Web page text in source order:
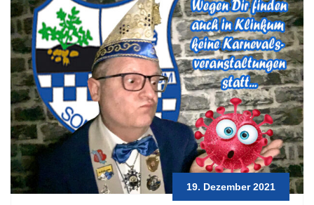
19. Dezember 2021